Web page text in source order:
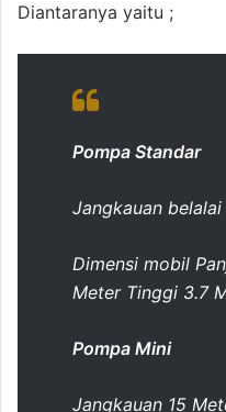
Diantaranya yaitu ;
Pompa Standar
Jangkauan
Dimensi mobil
Meter Tinggi 3.7
Pompa Mini
Jangkauan 15